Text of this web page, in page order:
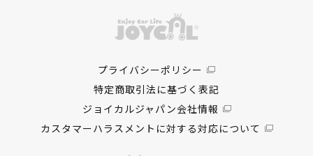
プライバシーポリシー
特定商取引法に基づく表記
ジョイカルジャパン会社情報
カスタマーハラスメントに対する対応について